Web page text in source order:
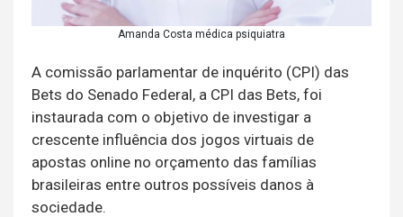
Amanda Costa médica psiquiatra
A comissão parlamentar de inquérito (CPI) das
Bets do Senado Federal, a CPI das Bets, foi
instaurada com o objetivo de investigar a
crescente influência dos jogos virtuais de
apostas online no orçamento das famílias
brasileiras entre outros possíveis danos à
sociedade.